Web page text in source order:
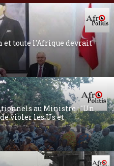
une frappe Oreshnik sur
: La Chine «
et la Paix